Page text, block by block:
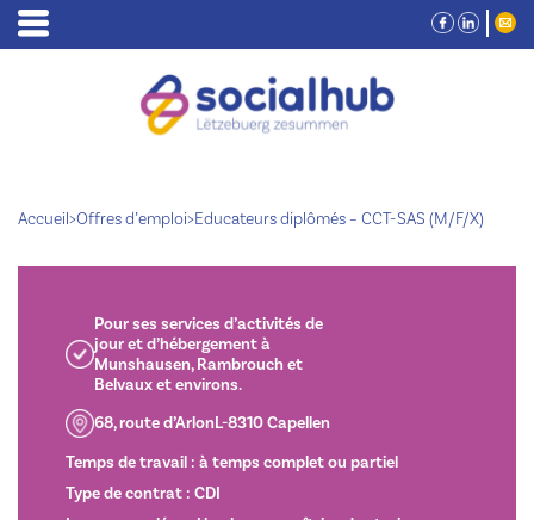
Accueil>Offres d’emploi>Educateurs diplômés – CCT-SAS (M/F/X)
Pour ses services d’activités de
jour et d’hébergement à
Munshausen, Rambrouch et
Belvaux et environs.
68, route d’ArlonL-8310 Capellen
Temps de travail : à temps complet ou partiel
Type de contrat : CDI